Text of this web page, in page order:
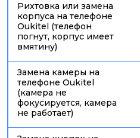
Рихтовка или замена
корпуса на телефоне
Oukitel (телефон
погнут, корпус имеет
вмятину)
Замена камеры на
телефоне Oukitel
(камера не
фокусируется, камера
не работает)